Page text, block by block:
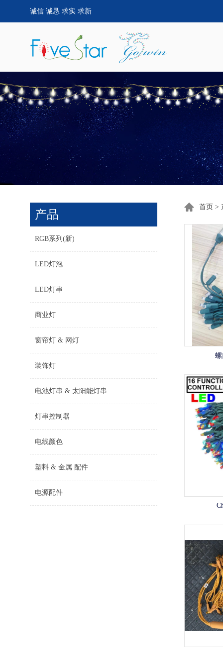
诚信 诚恳 求实 求新
产品
RGB系列(新)
LED灯泡
LED灯串
商业灯
窗帘灯 & 网灯
装饰灯
电池灯串 & 太阳能灯串
灯串控制器
电线颜色
塑料 & 金属 配件
电源配件
首页 >